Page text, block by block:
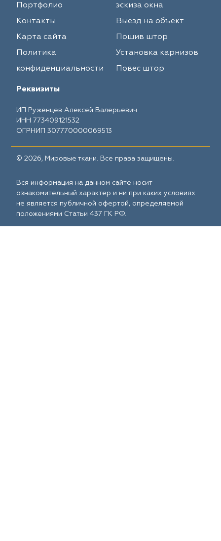
Портфолио
Контакты
Карта сайта
Политика
конфиденциальности
эскиза окна
Выезд на объект
Пошив штор
Установка карнизов
Повес штор
Реквизиты
ИП Руженцев Алексей Валерьевич
ИНН 773409121532
ОГРНИП 307770000069513
© 2026, Мировые ткани. Все права защищены.
Вся информация на данном сайте носит
ознакомительный характер и ни при каких условиях
не является публичной офертой, определяемой
положениями Статьи 437 ГК РФ.